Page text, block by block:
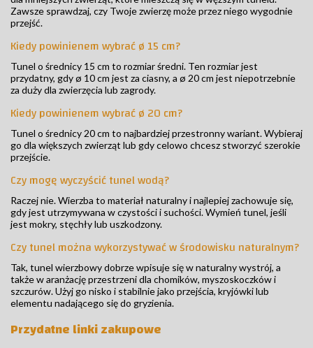
Zawsze sprawdzaj, czy Twoje zwierzę może przez niego wygodnie
przejść.
Kiedy powinienem wybrać ø 15 cm?
Tunel o średnicy 15 cm to rozmiar średni. Ten rozmiar jest
przydatny, gdy ø 10 cm jest za ciasny, a ø 20 cm jest niepotrzebnie
za duży dla zwierzęcia lub zagrody.
Kiedy powinienem wybrać ø 20 cm?
Tunel o średnicy 20 cm to najbardziej przestronny wariant. Wybieraj
go dla większych zwierząt lub gdy celowo chcesz stworzyć szerokie
przejście.
Czy mogę wyczyścić tunel wodą?
Raczej nie. Wierzba to materiał naturalny i najlepiej zachowuje się,
gdy jest utrzymywana w czystości i suchości. Wymień tunel, jeśli
jest mokry, stęchły lub uszkodzony.
Czy tunel można wykorzystywać w środowisku naturalnym?
Tak, tunel wierzbowy dobrze wpisuje się w naturalny wystrój, a
także w aranżację przestrzeni dla chomików, myszoskoczków i
szczurów. Użyj go nisko i stabilnie jako przejścia, kryjówki lub
elementu nadającego się do gryzienia.
Przydatne linki zakupowe